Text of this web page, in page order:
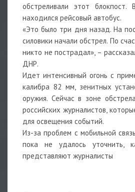
обстреливали этот
находился рейсовый автобус.
«Это было три дня назад. На
силовики начали обстрел. По
никто не пострадал», –
ДНР.
Идет интенсивный огонь с
калибра 82 мм, зенитных
оружия. Сейчас в зоне
российских журналистов,
для освещения событий.
Из-за проблем с мобильной
пока не удалось уточнить,
представляют журналисты